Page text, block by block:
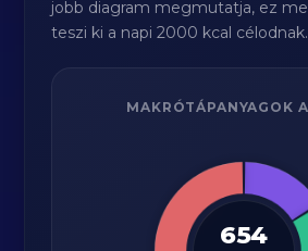
jobb diagram megmutatja, ez
teszi ki a napi 2000 kcal célodnak.
MAKRÓTÁPANYAGOK
654